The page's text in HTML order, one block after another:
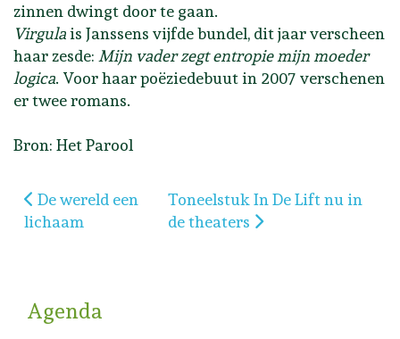
zinnen dwingt door te gaan.
Virgulais Janssens vijfde bundel, dit jaar verscheen
haar zesde: Mijn vader zegt entropie mijn moeder
logica. Voor haar poëziedebuut in 2007 verschenen
er twee romans.
Bron: Het Parool
Vorig artikel: De wereld een lichaam
De wereld een
lichaam
Volgende artikel: Toneelstuk
Toneelstuk In De Lift nu in
de theaters
Agenda